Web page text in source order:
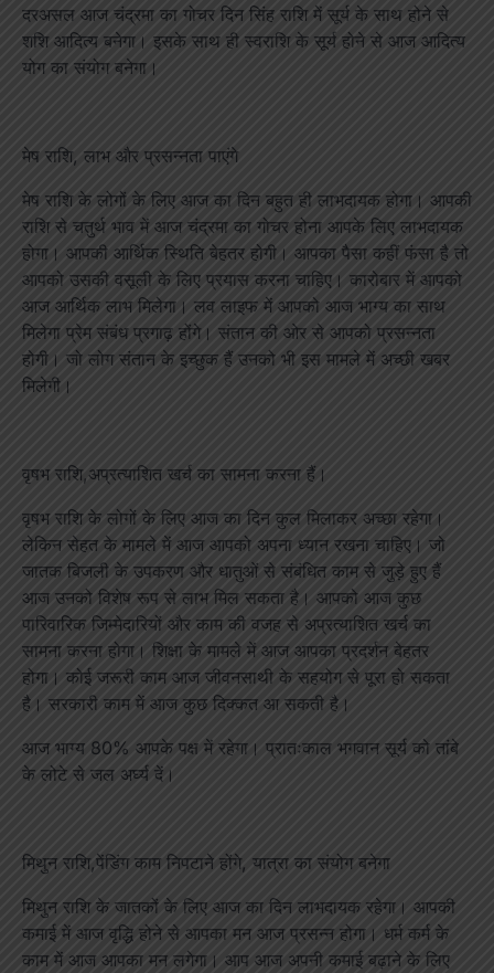
दरअसल आज चंद्रमा का गोचर दिन सिंह राशि में सूर्य के साथ होने से
शशि आदित्य बनेगा। इसके साथ ही स्वराशि के सूर्य होने से आज आदित्य
योग का संयोग बनेगा।
मेष राशि, लाभ और प्रसन्नता पाएंगे
मेष राशि के लोगों के लिए आज का दिन बहुत ही लाभदायक होगा। आपकी
राशि से चतुर्थ भाव में आज चंद्रमा का गोचर होना आपके लिए लाभदायक
होगा। आपकी आर्थिक स्थिति बेहतर होगी। आपका पैसा कहीं फंसा है तो
आपको उसकी वसूली के लिए प्रयास करना चाहिए। कारोबार में आपको
आज आर्थिक लाभ मिलेगा। लव लाइफ में आपको आज भाग्य का साथ
मिलेगा प्रेम संबंध प्रगाढ़ होंगे। संतान की ओर से आपको प्रसन्नता
होगी। जो लोग संतान के इच्छुक हैं उनको भी इस मामले में अच्छी खबर
मिलेगी।
वृषभ राशि,अप्रत्याशित खर्च का सामना करना हैं।
वृषभ राशि के लोगों के लिए आज का दिन कुल मिलाकर अच्छा रहेगा।
लेकिन सेहत के मामले में आज आपको अपना ध्यान रखना चाहिए। जो
जातक बिजली के उपकरण और धातुओं से संबंधित काम से जुड़े हुए हैं
आज उनको विशेष रूप से लाभ मिल सकता है। आपको आज कुछ
पारिवारिक जिम्मेदारियों और काम की वजह से अप्रत्याशित खर्च का
सामना करना होगा। शिक्षा के मामले में आज आपका प्रदर्शन बेहतर
होगा। कोई जरूरी काम आज जीवनसाथी के सहयोग से पूरा हो सकता
है। सरकारी काम में आज कुछ दिक्कत आ सकती है।
आज भाग्य 80% आपके पक्ष में रहेगा। प्रातःकाल भगवान सूर्य को तांबे
के लोटे से जल अर्घ्य दें।
मिथुन राशि,पेंडिंग काम निपटाने होंगे, यात्रा का संयोग बनेगा
मिथुन राशि के जातकों के लिए आज का दिन लाभदायक रहेगा। आपकी
कमाई में आज वृद्धि होने से आपका मन आज प्रसन्न होगा। धर्म कर्म के
काम में आज आपका मन लगेगा। आप आज अपनी कमाई बढ़ाने के लिए